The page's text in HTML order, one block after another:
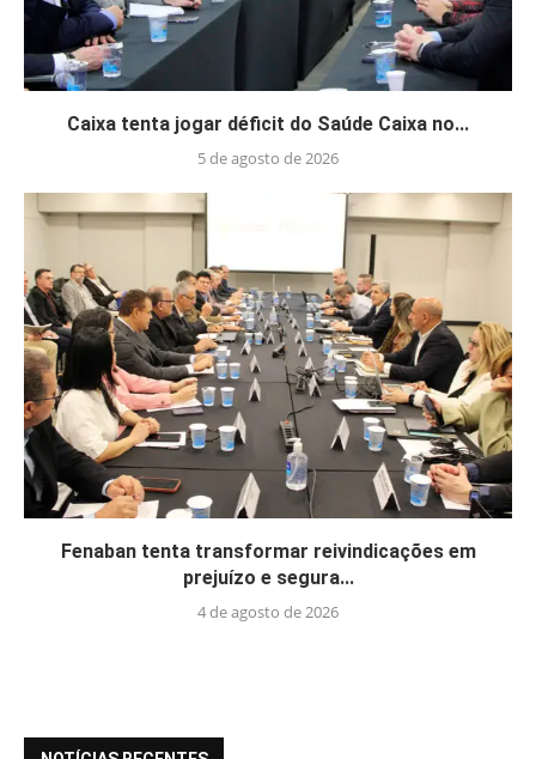
Caixa tenta jogar déficit do Saúde Caixa no...
5 de agosto de 2026
Fenaban tenta transformar reivindicações em
prejuízo e segura...
4 de agosto de 2026